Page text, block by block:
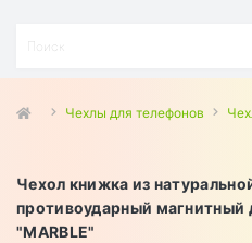
Чехлы для телефонов
Чехол книжка из
противоударный магнитный
"MARBLE"